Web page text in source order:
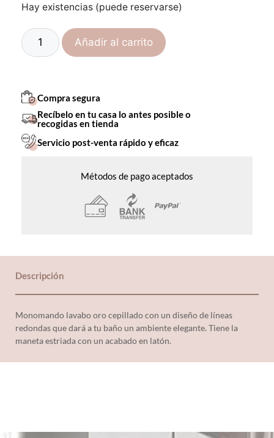
Hay existencias (puede reservarse)
Añadir al carrito
Compra segura
Recíbelo en tu casa lo antes posible o
recogidas en tienda
Servicio post-venta rápido y eficaz
Métodos de pago aceptados
Descripción
Monomando lavabo oro cepillado con un diseño de líneas
redondas que dará a tu baño un ambiente elegante. Tiene la
maneta estriada con un acabado en latón.